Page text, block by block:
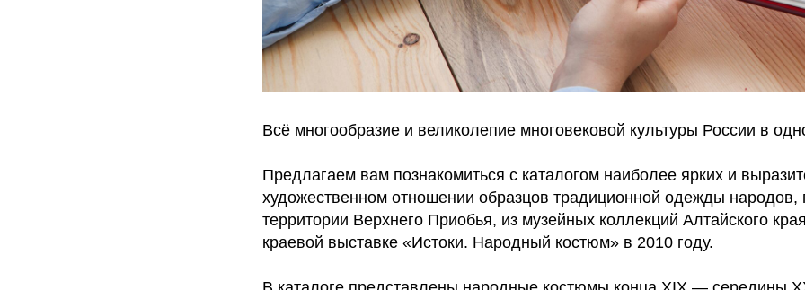
Всё многообразие и великолепие многовековой культуры России в
Предлагаем вам познакомиться с каталогом наиболее ярких и
художественном отношении образцов традиционной одежды
территории Верхнего Приобья, из музейных коллекций Алтайского
краевой выставке «Истоки. Народный костюм» в 2010 году.